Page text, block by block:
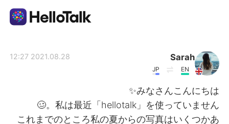
العربية
Sarah
EN
JP
2021.08.28 12:27
みなさんこんにちは✨
私は最近「hellotalk」を使っていません。🥴
これまでのところ私の夏からの写真はいくつかあ